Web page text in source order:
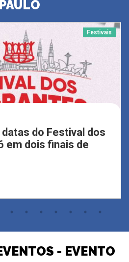
PAULO
Festivais
do Festival dos
em dois finais de
- EVENTO